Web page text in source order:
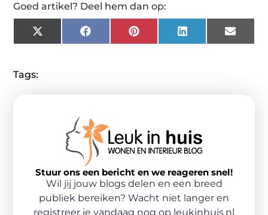
Goed artikel? Deel hem dan op:
X
(Twitter)
FacebookPinterestLinkedIn Email
Tags:
Stuur ons een bericht en we reageren snel!
Wil jij jouw blogs delen en een breed
publiek bereiken? Wacht niet langer en
registreer je vandaag nog op leukinhuis.nl